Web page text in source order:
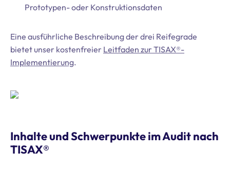
Prototypen- oder Konstruktionsdaten
Eine ausführliche Beschreibung der drei Reifegrade
bietet unser kostenfreier Leitfaden zur TISAX®-
Implementierung.
Inhalte und Schwerpunkte im Audit nach
TISAX®